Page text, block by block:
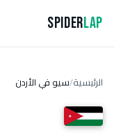
SpiderLap
الرئيسية/سيو في الأردن